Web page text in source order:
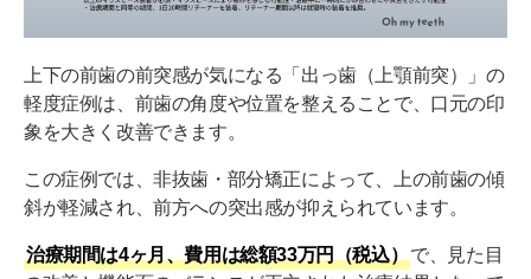
上下の前歯の前突感が気になる「出っ歯（上顎前突）」の
軽度症例は、前歯の角度や位置を整えることで、口元の印
象を大きく改善できます。
この症例では、非抜歯・部分矯正によって、上の前歯の傾
斜が軽減され、前方への突出感が抑えられています。
治療期間は4ヶ月、費用は総額33万円（税込）
で、見た目